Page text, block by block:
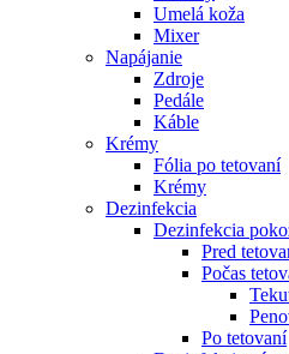
Umelá koža
Mixer
Napájanie
Zdroje
Pedále
Káble
Krémy
Fólia po tetovaní
Krémy
Dezinfekcia
Dezinfekcia
Pred
Počas
Po tetovaní